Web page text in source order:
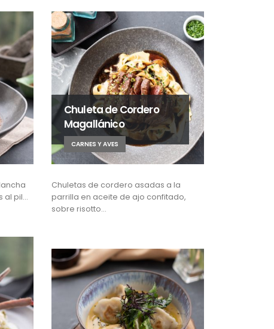
al pil…
Chuleta de Cordero
Magallánico
CARNES Y AVES
Chuletas de cordero asadas a la
parrilla en aceite de ajo confitado,
sobre risotto…